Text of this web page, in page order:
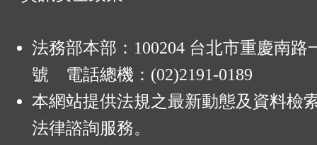
法務部本部：100204 台北市重慶南路
號 電話總機：(02)2191-0189
本網站提供法規之最新動態及資料檢
法律諮詢服務。